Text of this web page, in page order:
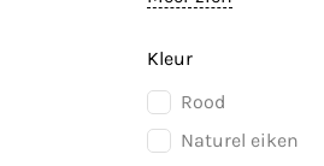
Kleur
Rood
Naturel eiken